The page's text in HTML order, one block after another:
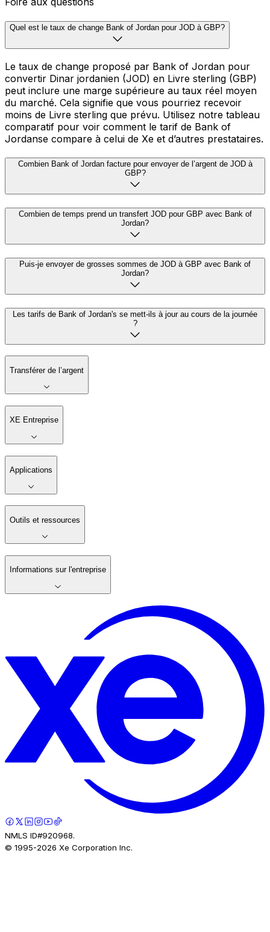
Quel est le taux de change Bank of Jordan pour JOD à GBP?
Le taux de change proposé par Bank of Jordan pour
convertir Dinar jordanien (JOD) en Livre sterling (GBP)
peut inclure une marge supérieure au taux réel moyen
du marché. Cela signifie que vous pourriez recevoir
moins de Livre sterling que prévu. Utilisez notre tableau
comparatif pour voir comment le tarif de Bank of
Jordanse compare à celui de Xe et d’autres prestataires.
Combien Bank of Jordan facture pour envoyer de l’argent de JOD à
GBP?
Combien de temps prend un transfert JOD pour GBP avec Bank of
Jordan?
Puis-je envoyer de grosses sommes de JOD à GBP avec Bank of
Jordan?
Les tarifs de Bank of Jordan's se mett-ils à jour au cours de la journée
?
Transférer de l’argent
XE Entreprise
Applications
Outils et ressources
Informations sur l'entreprise
NMLS ID#920968.
© 1995-2026 Xe Corporation Inc.